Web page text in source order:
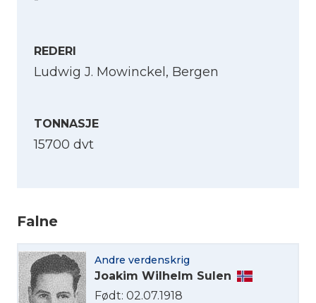
REDERI
Ludwig J. Mowinckel, Bergen
TONNASJE
15700 dvt
Falne
Andre verdenskrig
Joakim Wilhelm Sulen
Født: 02.07.1918
Velg språk
Norsk bokmål